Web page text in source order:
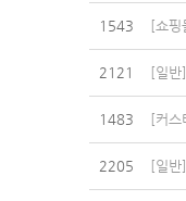
1543 [쇼핑
2121 [일반]
1483 [커스
2205 [일반]